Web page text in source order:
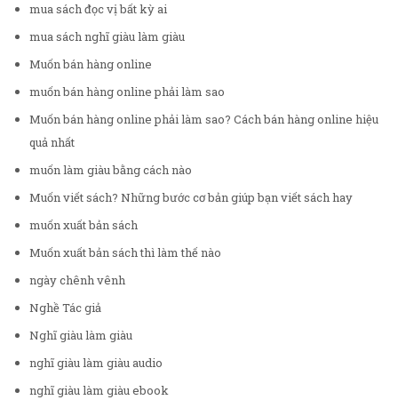
mua sách đọc vị bất kỳ ai
mua sách nghĩ giàu làm giàu
Muốn bán hàng online
muốn bán hàng online phải làm sao
Muốn bán hàng online phải làm sao? Cách bán hàng online hiệu
quả nhất
muốn làm giàu bằng cách nào
Muốn viết sách? Những bước cơ bản giúp bạn viết sách hay
muốn xuất bản sách
Muốn xuất bản sách thì làm thế nào
ngày chênh vênh
Nghề Tác giả
Nghĩ giàu làm giàu
nghĩ giàu làm giàu audio
nghĩ giàu làm giàu ebook